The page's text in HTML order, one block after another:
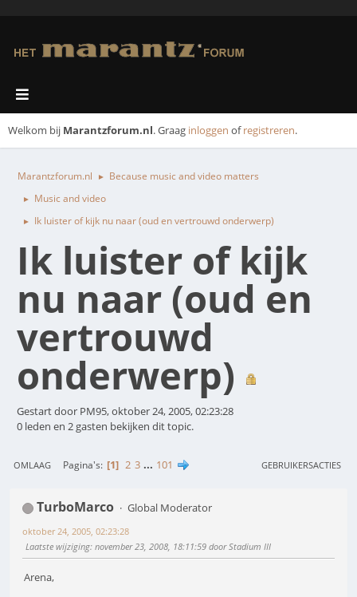
Welkom bij Marantzforum.nl. Graag inloggen ofregistreren.
Marantzforum.nl ► Because music and video matters
► Music and video
► Ik luister of kijk nu naar (oud en vertrouwd onderwerp)
Ik luister of kijk
nu naar (oud en
vertrouwd
onderwerp)
Gestart door PM95, oktober 24, 2005, 02:23:28
0 leden en 2 gasten bekijken dit topic.
OMLAAG Pagina's 1 2 3 ... 101 GEBRUIKERSACTIES
TurboMarco Global Moderator
oktober 24, 2005, 02:23:28
Laatste wijziging: november 23, 2008, 18:11:59 door Stadium III
Arena,